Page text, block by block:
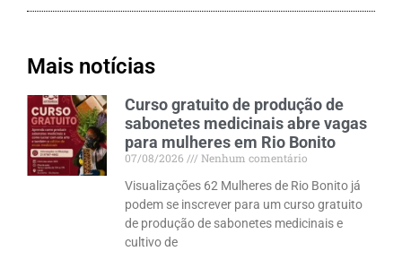
Mais notícias
Curso gratuito de produção de
sabonetes medicinais abre vagas
para mulheres em Rio Bonito
07/08/2026
Nenhum comentário
Visualizações 62 Mulheres de Rio Bonito já
podem se inscrever para um curso gratuito
de produção de sabonetes medicinais e
cultivo de